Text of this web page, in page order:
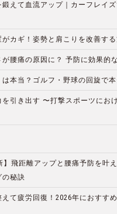
えて血流アップ｜カーフレイ
がカギ！姿勢と肩こりを改善す
が腰痛の原因に？ 予防に効果的
は本当？ゴルフ・野球の回旋で
を引き出す 〜打撃スポーツにお
】飛距離アップと腰痛予防を叶
の秘訣
えて疲労回復！2026年におすす